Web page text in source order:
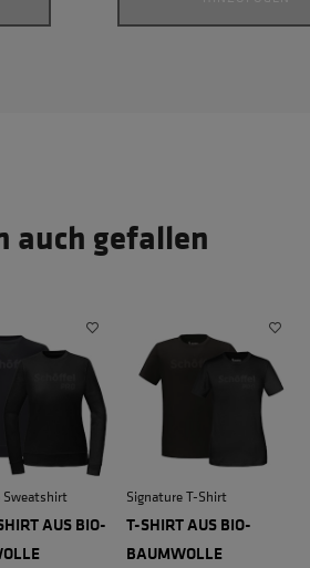
auch gefallen
Sweatshirt
AUS BIO-
Signature T-Shirt
T-SHIRT AUS BIO-
BAUMWOLLE